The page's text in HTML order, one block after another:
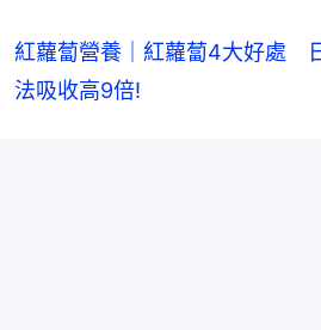
紅蘿蔔營養｜紅蘿蔔4大好處　
法吸收高9倍!